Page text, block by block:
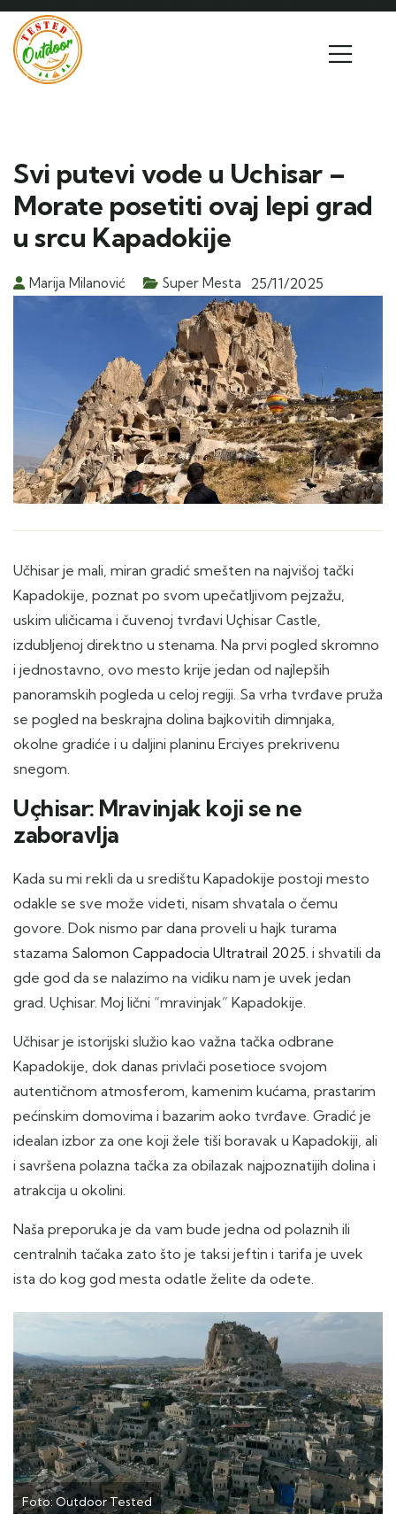
Svi putevi vode u Uchisar –
Morate posetiti ovaj lepi grad
u srcu Kapadokije
Marija Milanović Super Mesta 25/11/2025
Učhisar je mali, miran gradić smešten na najvišoj tački
Kapadokije, poznat po svom upečatljivom pejzažu,
uskim uličicama i čuvenoj tvrđavi Uçhisar Castle,
izdubljenoj direktno u stenama. Na prvi pogled skromno
i jednostavno, ovo mesto krije jedan od najlepših
panoramskih pogleda u celoj regiji. Sa vrha tvrđave pruža
se pogled na beskrajna dolina bajkovitih dimnjaka,
okolne gradiće i u daljini planinu Erciyes prekrivenu
snegom.
Uçhisar: Mravinjak koji se ne
zaboravlja
Kada su mi rekli da u središtu Kapadokije postoji mesto
odakle se sve može videti, nisam shvatala o čemu
govore. Dok nismo par dana proveli u hajk turama
stazama Salomon Cappadocia Ultratrail 2025. i shvatili da
gde god da se nalazimo na vidiku nam je uvek jedan
grad. Uçhisar. Moj lični “mravinjak” Kapadokije.
Učhisar je istorijski služio kao važna tačka odbrane
Kapadokije, dok danas privlači posetioce svojom
autentičnom atmosferom, kamenim kućama, prastarim
pećinskim domovima i bazarim aoko tvrđave. Gradić je
idealan izbor za one koji žele tiši boravak u Kapadokiji, ali
i savršena polazna tačka za obilazak najpoznatijih dolina i
atrakcija u okolini.
Naša preporuka je da vam bude jedna od polaznih ili
centralnih tačaka zato što je taksi jeftin i tarifa je uvek
ista do kog god mesta odatle želite da odete.
Foto: Outdoor Tested